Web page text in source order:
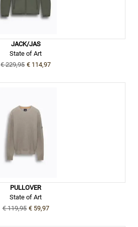
JACK/JAS
State of Art
€ 229,95 € 114,97
PULLOVER
State of Art
€ 119,95 € 59,97